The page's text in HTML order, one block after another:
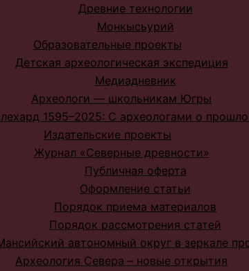
Древние технологии
Монкысьурий
Образовательные проекты
Детская археологическая экспедиция
Медиадневник
Археологи — школьникам Югры
1595–2025: С археологами о
Издательские проекты
Журнал «Северные древности»
Публичная оферта
Оформление статьи
Порядок приема материалов
Порядок рассмотрения статей
автономный округ в зеркале
Археология Севера – новые открытия